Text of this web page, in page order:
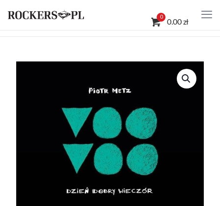
0
0.00 zł